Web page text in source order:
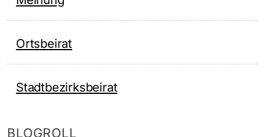
Ortsbeirat
Stadtbezirksbeirat
BLOGROLL